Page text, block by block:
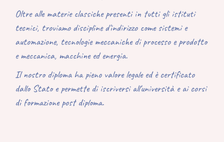
Oltre alle materie classiche presenti in tutti gli istituti
tecnici, troviamo discipline d'indirizzo come sistemi e
automazione, tecnologie meccaniche di processo e prodotto
e meccanica, macchine ed energia.
Il nostro diploma ha pieno valore legale ed è certificato
dallo Stato e permette di iscriversi all'università e ai corsi
di formazione post diploma.